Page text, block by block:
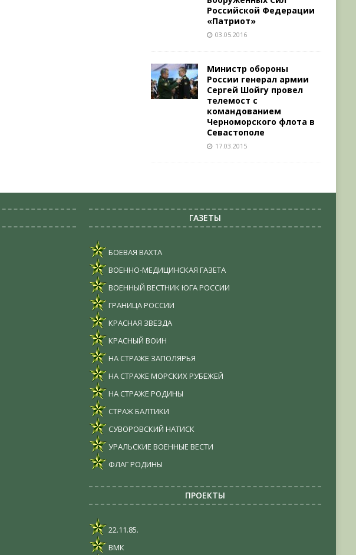
Российской Федерации
«Патриот»
03.05.2016
Министр обороны
России генерал армии
Сергей Шойгу провел
телемост с
командованием
Черноморского флота в
Севастополе
17.03.2015
ГАЗЕТЫ
БОЕВАЯ ВАХТА
ВОЕННО-МЕДИЦИНСКАЯ ГАЗЕТА
ВОЕННЫЙ ВЕСТНИК ЮГА РОССИИ
ГРАНИЦА РОССИИ
КРАСНАЯ ЗВЕЗДА
КРАСНЫЙ ВОИН
НА СТРАЖЕ ЗАПОЛЯРЬЯ
НА СТРАЖЕ МОРСКИХ РУБЕЖЕЙ
НА СТРАЖЕ РОДИНЫ
СТРАЖ БАЛТИКИ
СУВОРОВСКИЙ НАТИСК
УРАЛЬСКИЕ ВОЕННЫЕ ВЕСТИ
ФЛАГ РОДИНЫ
ПРОЕКТЫ
22.11.85.
ВМК